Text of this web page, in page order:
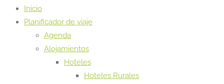
Inicio
Planificador de viaje
Agenda
Alojamientos
Hoteles
Hoteles Rurales